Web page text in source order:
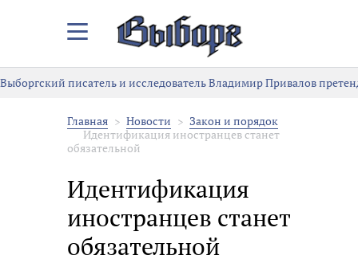
Закрыть/
меню
Выборгский писатель и исследователь Владимир Привалов
Главная Новости
Закон и порядок
Идентификация иностранцев станет
обязательной
Идентификация
иностранцев станет
обязательной